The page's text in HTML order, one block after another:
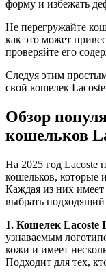
форму и избежать
Не перегружайте
как это может
проверяйте его
Следуя этим
свой кошелек
Обзор
кошельков
На 2025 год Lacoste
кошельков, которые
Каждая из них имеет
выбрать подходящий
1. Кошелек Lacoste
узнаваемым
кожи и имеет
Подходит для тех,